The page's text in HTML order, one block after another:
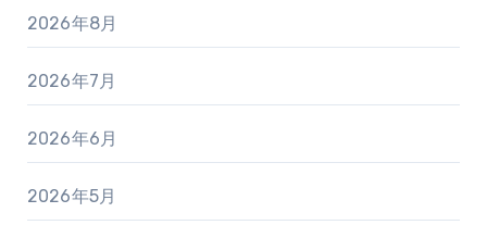
2026年8月
2026年7月
2026年6月
2026年5月